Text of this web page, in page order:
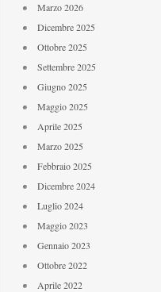
Marzo 2026
Dicembre 2025
Ottobre 2025
Settembre 2025
Giugno 2025
Maggio 2025
Aprile 2025
Marzo 2025
Febbraio 2025
Dicembre 2024
Luglio 2024
Maggio 2023
Gennaio 2023
Ottobre 2022
Aprile 2022